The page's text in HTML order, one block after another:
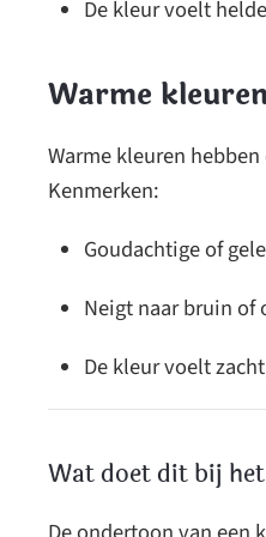
De kleur voelt
Warme kleuren
Warme kleuren hebben
Kenmerken:
Goudachtige of
Neigt naar bruin of
De kleur voelt
Wat doet dit bij